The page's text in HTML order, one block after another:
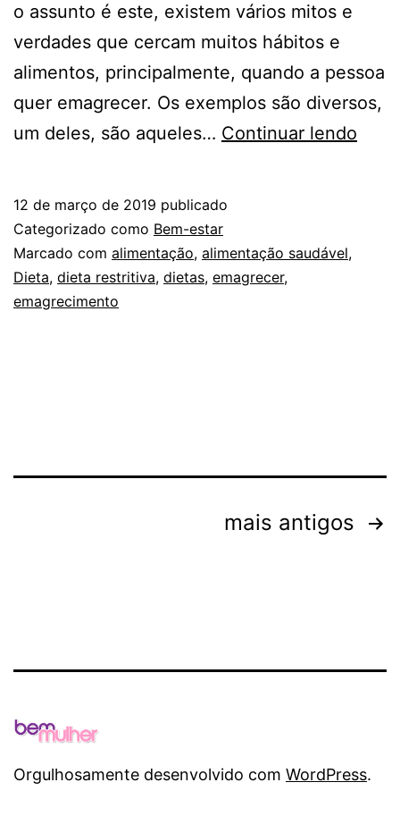
o assunto é este, existem vários mitos e
verdades que cercam muitos hábitos e
alimentos, principalmente, quando a pessoa
quer emagrecer. Os exemplos são diversos,
um deles, são aqueles… Continuar lendo
12 de março de 2019 publicado
Categorizado como Bem-estar
Marcado com alimentação, alimentação saudável,
Dieta, dieta restritiva, dietas, emagrecer,
emagrecimento
mais antigos
Orgulhosamente desenvolvido com WordPress.